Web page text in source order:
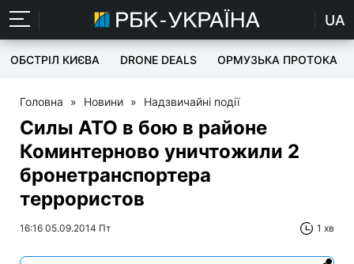
UA
ОБСТРІЛ КИЄВА DRONE DEALS ОРМУЗЬКА ПРОТОКА
Головна » Новини » Надзвичайні події
Силы АТО в бою в районе
Коминтерново уничтожили 2
бронетранспортера
террористов
16:16 05.09.2014 Пт 1 хв